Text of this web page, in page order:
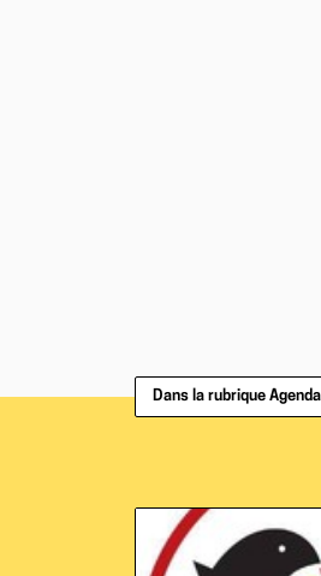
Dans la rubrique Agenda